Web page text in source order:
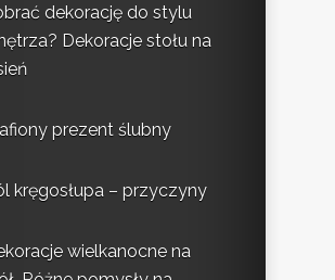
dekorację do stylu
Dekoracje stołu na
prezent ślubny
kręgosłupa – przyczyny
wielkanocne na